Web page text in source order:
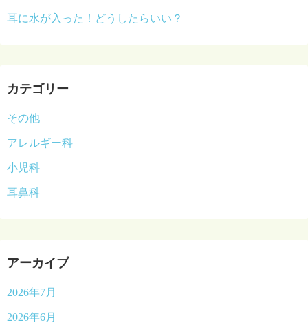
耳に水が入った！どうしたらいい？
カテゴリー
その他
アレルギー科
小児科
耳鼻科
アーカイブ
2026年7月
2026年6月